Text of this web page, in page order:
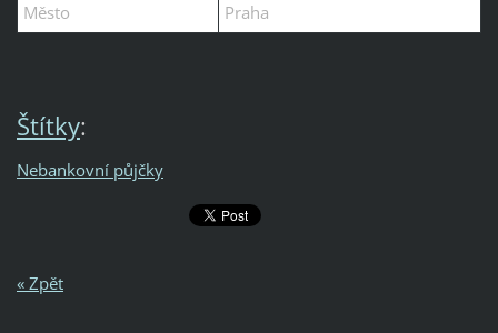
Město
Praha
Štítky:
Nebankovní půjčky
« Zpět